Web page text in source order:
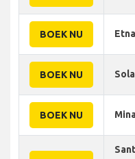
BOEK NU Etna
BOEK NU
BOEK NU